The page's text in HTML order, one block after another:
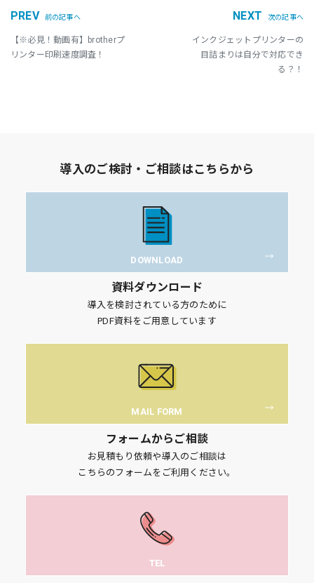
PREV 前の記事へ
【※必見！動画有】brotherプ
リンター印刷速度調査！
NEXT 次の記事へ
インクジェットプリンターの
目詰まりは自分で対応でき
る？！
導入のご検討・ご相談はこちらから
DOWNLOAD
資料ダウンロード
導入を検討されている方のために
PDF資料をご用意しています
MAIL FORM
フォームからご相談
お見積もり依頼や導入のご相談は
こちらのフォームをご利用ください。
TEL